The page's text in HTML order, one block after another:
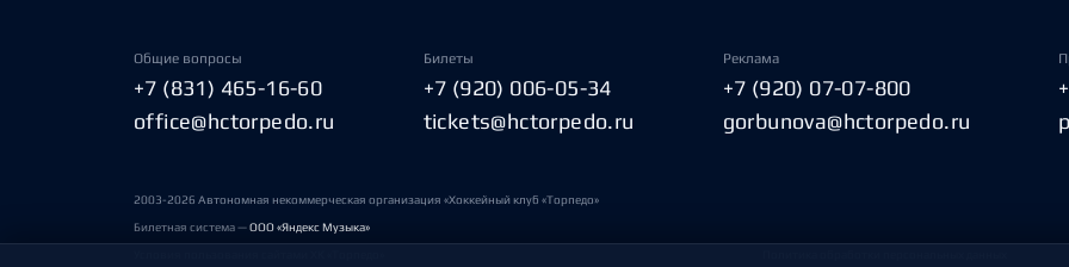
Общие вопросы
+7 (831) 465-16-60
office@hctorpedo.ru
Билеты
+7 (920) 006-05-34
tickets@hctorpedo.ru
Реклама
+7 (920) 07-07-800
gorbunova@hctorpedo.ru
2003-2026 Автономная некоммерческая организация «Хоккейный клуб «Торпедо»
Билетная система —ООО «Яндекс Музыка»